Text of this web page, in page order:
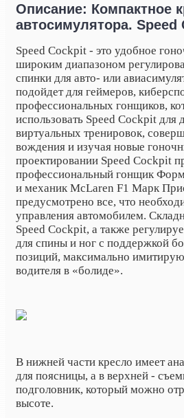
Описание: Компактное
автосимулятора. Speed
Speed ​​Cockpit - это удобное
широким диапазоном
спинки для авто- или
подойдет для геймеров,
профессиональных гонщиков,
использовать Speed ​​Cockpit для
виртуальных тренировок,
вождения и изучая новые
проектировании Speed ​​Cockpit
профессиональный гонщик
и механик McLaren F1 Марк
предусмотрено все, что
управления автомобилем.
Speed ​​Cockpit, а также
для спины и ног с поддержкой
позиций, максимально
водителя в «болиде».
В нижней части кресло имеет
для поясницы, а в верхней -
подголовник, который можно
высоте.